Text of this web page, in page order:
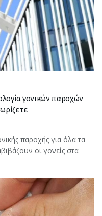
γονικών παροχών
παροχής για όλα τα
οι γονείς στα